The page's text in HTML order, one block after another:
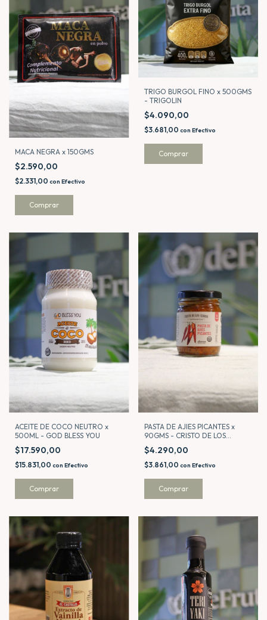
MACA NEGRA x 150GMS
$2.590,00
$2.331,00 con Efectivo
TRIGO BURGOL FINO x 500GMS
- TRIGOLIN
$4.090,00
$3.681,00 con Efectivo
ACEITE DE COCO NEUTRO x
500ML - GOD BLESS YOU
$17.590,00
$15.831,00 con Efectivo
PASTA DE AJIES PICANTES x
90GMS - CRISTO DE LOS
CERROS
$4.290,00
$3.861,00 con Efectivo